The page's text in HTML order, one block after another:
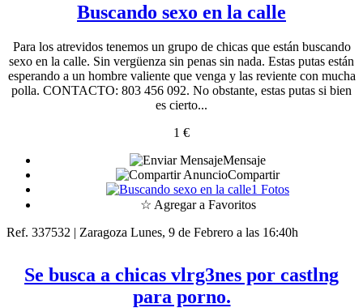
Buscando sexo en la calle
Para los atrevidos tenemos un grupo de chicas que están buscando
sexo en la calle. Sin vergüenza sin penas sin nada. Estas putas están
esperando a un hombre valiente que venga y las reviente con mucha
polla. CONTACTO: 803 456 092. No obstante, estas putas si bien
es cierto...
1 €
Mensaje
Compartir
1 Fotos
☆ Agregar a Favoritos
Ref. 337532 | Zaragoza Lunes, 9 de Febrero a las 16:40h
Se busca a chicas vlrg3nes por castlng
para porno.